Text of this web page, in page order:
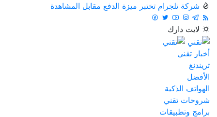
شركة تلجرام تختبر ميزة الدفع مقابل المشاهدة
لايت دارك
أخبار تقني
تريندنغ
الأفضل
الهواتف الذكية
شروحات تقني
برامج وتطبيقات